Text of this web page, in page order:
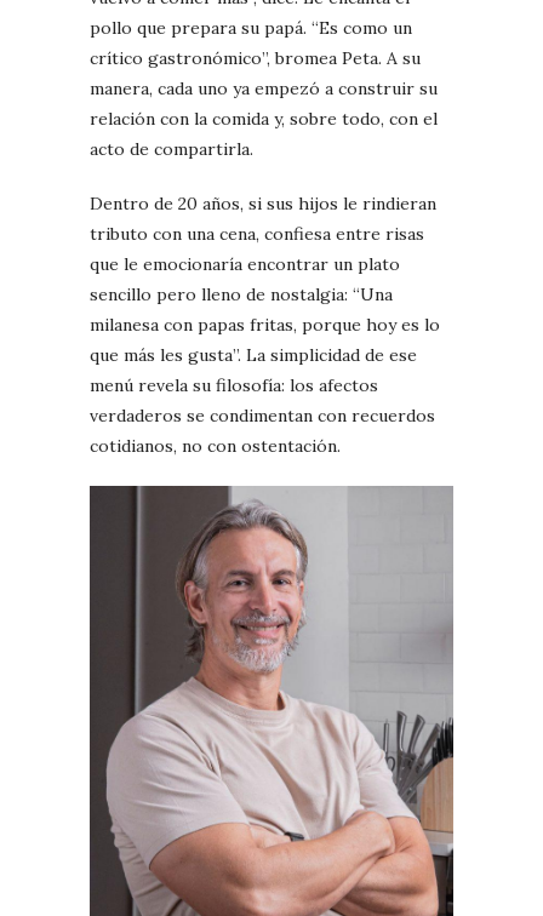
pollo que prepara su papá. “Es como un
crítico gastronómico”, bromea Peta. A su
manera, cada uno ya empezó a construir su
relación con la comida y, sobre todo, con el
acto de compartirla.
Dentro de 20 años, si sus hijos le rindieran
tributo con una cena, confiesa entre risas
que le emocionaría encontrar un plato
sencillo pero lleno de nostalgia: “Una
milanesa con papas fritas, porque hoy es lo
que más les gusta”. La simplicidad de ese
menú revela su filosofía: los afectos
verdaderos se condimentan con recuerdos
cotidianos, no con ostentación.